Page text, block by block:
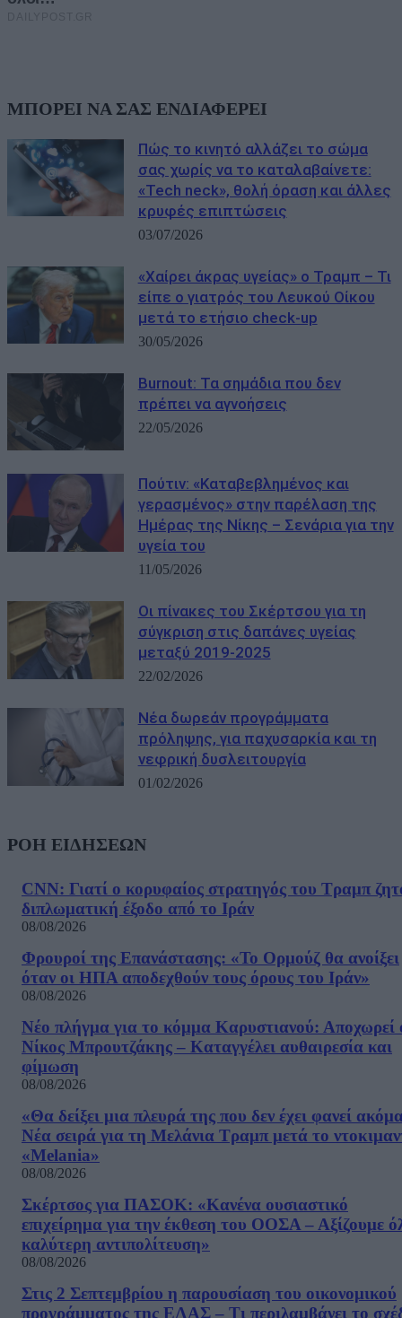
ΜΠΟΡΕΙ ΝΑ ΣΑΣ ΕΝΔΙΑΦΕΡΕΙ
Πώς το κινητό αλλάζει το σώμα
σας χωρίς να το καταλαβαίνετε:
«Tech neck», θολή όραση και άλλες
κρυφές επιπτώσεις
03/07/2026
«Χαίρει άκρας υγείας» ο Τραμπ – Τι
είπε ο γιατρός του Λευκού Οίκου
μετά το ετήσιο check-up
30/05/2026
Burnout: Τα σημάδια που δεν
πρέπει να αγνοήσεις
22/05/2026
Πούτιν: «Καταβεβλημένος και
γερασμένος» στην παρέλαση της
Ημέρας της Νίκης – Σενάρια για την
υγεία του
11/05/2026
Οι πίνακες του Σκέρτσου για τη
σύγκριση στις δαπάνες υγείας
μεταξύ 2019-2025
22/02/2026
Νέα δωρεάν προγράμματα
πρόληψης, για παχυσαρκία και τη
νεφρική δυσλειτουργία
01/02/2026
ΡΟΗ ΕΙΔΗΣΕΩΝ
CNN: Γιατί ο κορυφαίος στρατηγός του Τραμπ
διπλωματική έξοδο από το Ιράν
08/08/2026
Φρουροί της Επανάστασης: «Το Ορμούζ θα ανοίξει
όταν οι ΗΠΑ αποδεχθούν τους όρους του Ιράν»
08/08/2026
Νέο πλήγμα για το κόμμα Καρυστιανού: Αποχωρεί
Νίκος Μπρουτζάκης – Καταγγέλει αυθαιρεσία και
φίμωση
08/08/2026
«Θα δείξει μια πλευρά της που δεν έχει φανεί
Νέα σειρά για τη Μελάνια Τραμπ μετά το
«Melania»
08/08/2026
Σκέρτσος για ΠΑΣΟΚ: «Κανένα ουσιαστικό
επιχείρημα για την έκθεση του ΟΟΣΑ – Αξίζουμε
καλύτερη αντιπολίτευση»
08/08/2026
Στις 2 Σεπτεμβρίου η παρουσίαση του οικονομικού
προγράμματος της ΕΛΑΣ – Τι περιλαμβάνει το